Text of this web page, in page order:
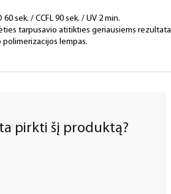
60 sek. / CCFL 90 sek. / UV 2 min.
tarpusavio atitikties geriausiems
polimerizacijos lempas.
pirkti šį produktą?